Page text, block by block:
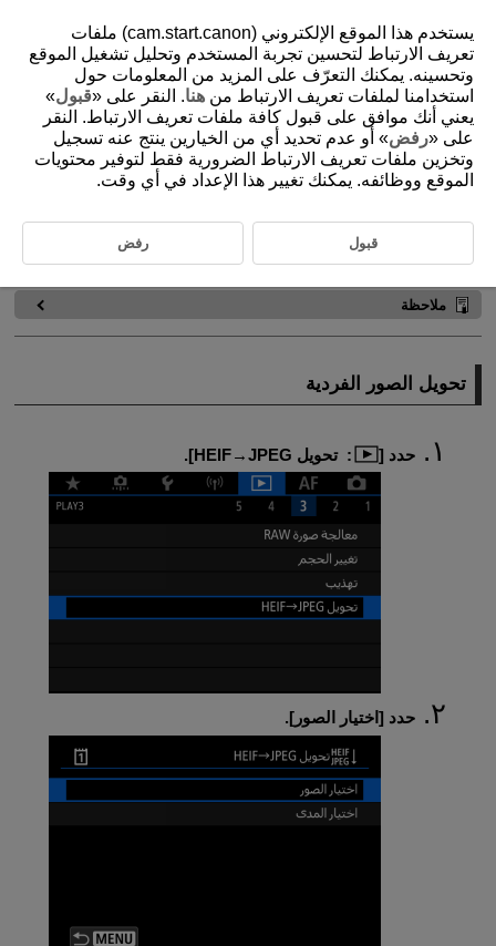
D095-127
تحويل HEIF إلى JPEG
تحويل الصور الفردية
تحديد نطاق الصور المراد تحويلها
يمكنك تحويل صور HEIF ملتقطة في تصوير HDR وحفظها كصور JPEG.
ملاحظة
تحويل الصور الفردية
حدد [ :تحويل HEIF→JPEG ].
حدد [اختيار الصور ].
يستخدم هذا الموقع الإلكتروني (cam.start.canon) ملفات
تعريف الارتباط لتحسين تجربة المستخدم وتحليل تشغيل الموقع
وتحسينه. يمكنك التعرّف على المزيد من المعلومات حول
استخدامنا لملفات تعريف الارتباط من هنا. النقر على «قبول»
يعني أنك موافق على قبول كافة ملفات تعريف الارتباط. النقر
على «رفض» أو عدم تحديد أي من الخيارين ينتج عنه تسجيل
وتخزين ملفات تعريف الارتباط الضرورية فقط لتوفير محتويات
الموقع ووظائفه. يمكنك تغيير هذا الإعداد في أي وقت.
قبول رفض